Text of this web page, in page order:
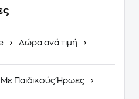
Δώρα ανά τιμή
Με Παιδικούς Ήρωες